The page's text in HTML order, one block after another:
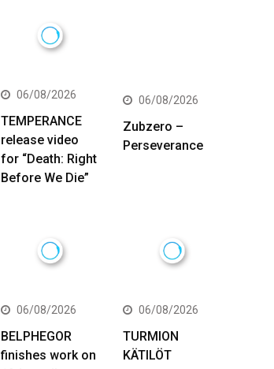
06/08/2026
TEMPERANCE
release video
for “Death: Right
Before We Die”
06/08/2026
Zubzero –
Perseverance
06/08/2026
BELPHEGOR
finishes work on
06/08/2026
TURMION
KÄTILÖT